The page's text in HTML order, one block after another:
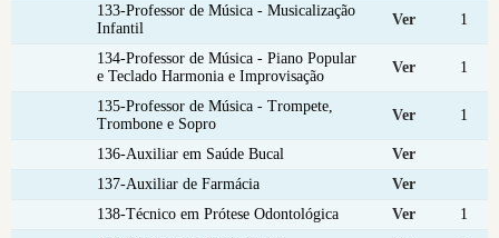
133-Professor de Música - Musicalização
Infantil
Ver 1
134-Professor de Música - Piano Popular
e Teclado Harmonia e Improvisação
Ver 1
135-Professor de Música - Trompete,
Trombone e Sopro
Ver 1
136-Auxiliar em Saúde Bucal
Ver
137-Auxiliar de Farmácia
Ver
138-Técnico em Prótese Odontológica
Ver
1